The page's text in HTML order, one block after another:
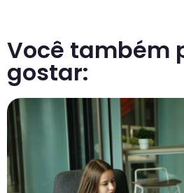
Você também
gostar: